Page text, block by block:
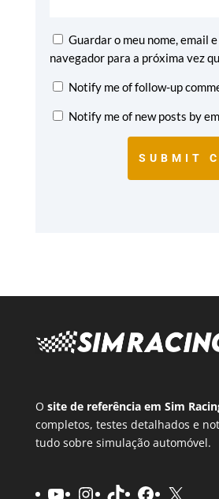
Guardar o meu nome, email
navegador para a próxima vez
Notify me of follow-up
Notify me of new posts by
SUBMIT
O site de referência em Sim
completos, testes detalhados e
tudo sobre simulação automóvel.
YouTube
Instagram
TikTokFacebook
X